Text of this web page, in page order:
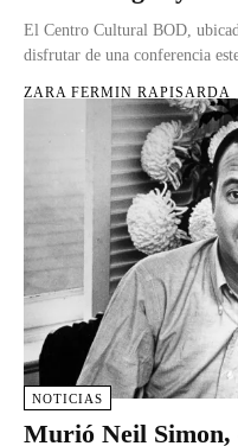
El Centro Cultural BOD,
disfrutar de una conferencia
ZARA FERMIN RAPISARDA
NOTICIAS
Murió Neil Simon,